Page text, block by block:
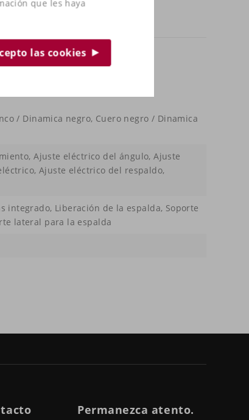
que les haya
las cookies
/ Dinamica negro, Cuero negro / Dinamica
Ajuste eléctrico del ángulo, Ajuste
Ajuste eléctrico del respaldo,
integrado, Liberación de la espalda, Soporte
lateral para la espalda
Permanezca atento.